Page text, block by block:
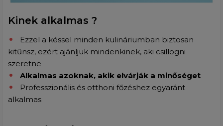
Kinek alkalmas ?
Ezzel a késsel minden kulináriumban biztosan
kitűnsz, ezért ajánljuk mindenkinek, aki csillogni
szeretne
Alkalmas azoknak, akik elvárják a minőséget
Professzionális és otthoni főzéshez egyaránt
alkalmas